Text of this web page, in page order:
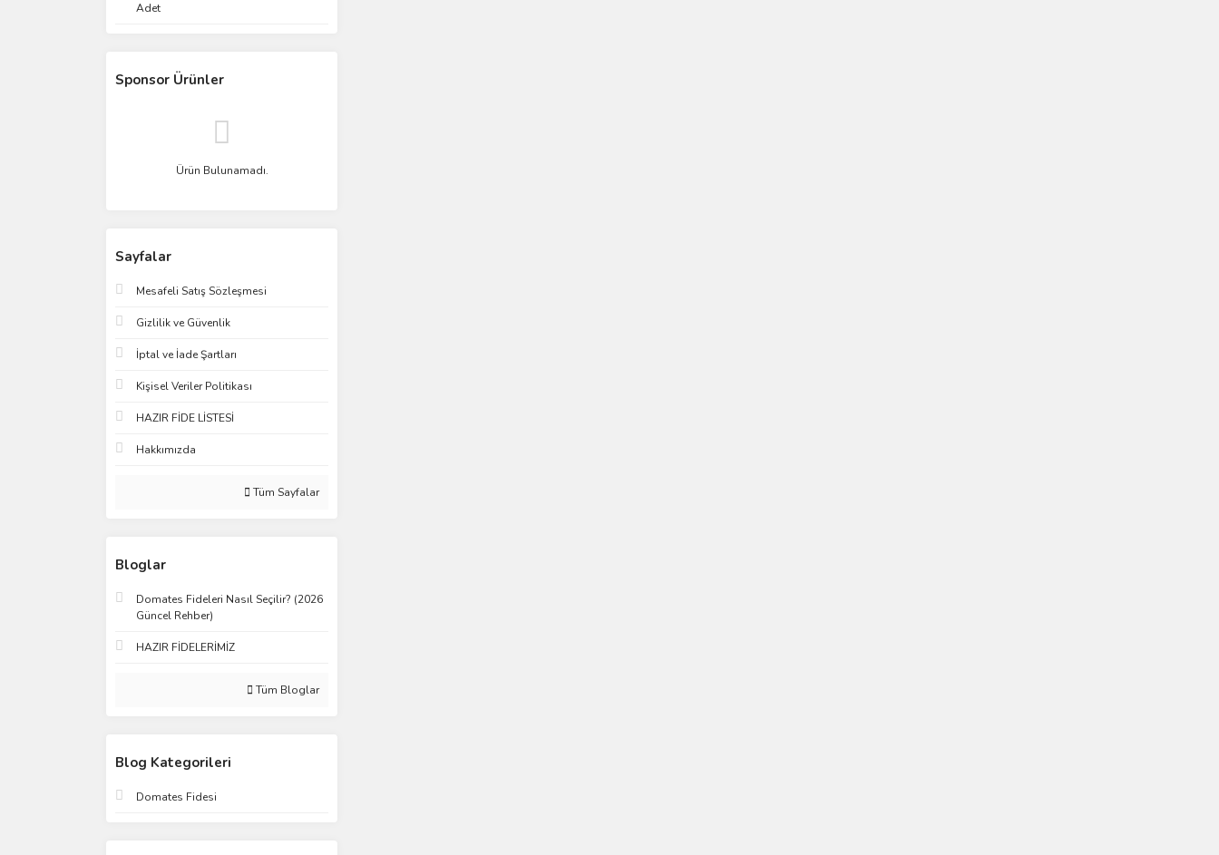
Adet
Sponsor Ürünler
Ürün Bulunamadı.
Sayfalar
Mesafeli Satış Sözleşmesi
Gizlilik ve Güvenlik
İptal ve İade Şartları
Kişisel Veriler Politikası
HAZIR FİDE LİSTESİ
Hakkımızda
Tüm Sayfalar
Bloglar
Domates Fideleri Nasıl Seçilir? (2026
Güncel Rehber)
HAZIR FİDELERİMİZ
Tüm Bloglar
Blog Kategorileri
Domates Fidesi